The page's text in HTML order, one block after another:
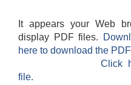
It appears your Web
display PDF files.
here to download the
Click
file.